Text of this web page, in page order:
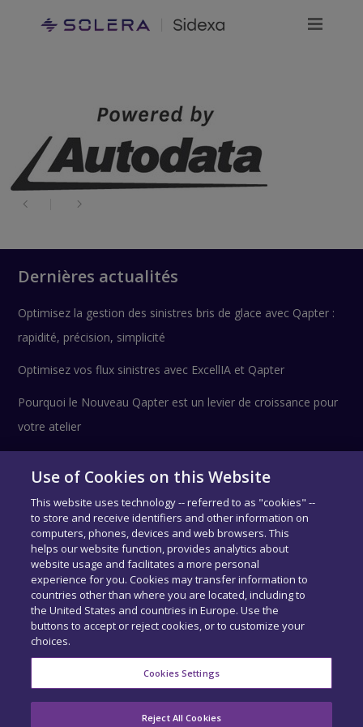
Dernières actualités
Optimisez la gestion des sinistres bris de glace avec Qapter :
rapidité, précision, simplicité
Optimisez vos flux sinistres avec ExcellIA et Qapter
Pourquoi le Nouveau Qapter est un levier de croissance pour
votre atelier
Suivez-nous !
COPYRIGHT © SIDEXA 2026 - TOUS DROITS RÉSERVÉS.
COOKIE PREFERENCES
QUI SOMMES-NOUS ?
Use of Cookies on this Website
This website uses technology -- referred to as "cookies" --
to store and receive identifiers and other information on
computers, phones, devices and web browsers. This
helps our website function, provides analytics about
website usage and facilitates a more personal
experience for you. Cookies may transfer information to
countries other than where you are located, including to
the United States and countries in Europe. Use the
buttons to accept or reject cookies, or to customize your
choices.
Cookies Settings
Reject All Cookies